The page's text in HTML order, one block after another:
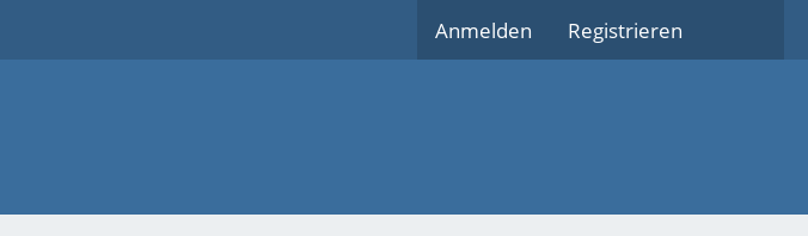
Anmelden Registrieren